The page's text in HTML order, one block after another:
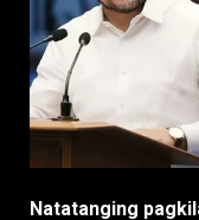
Natatanging